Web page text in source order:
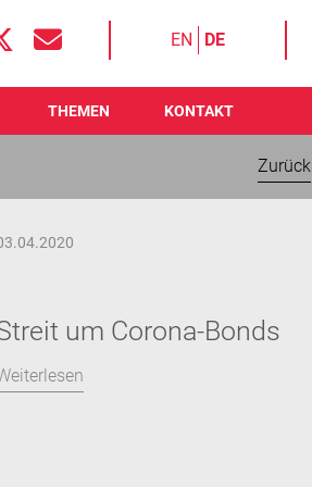
EN DE
THEMEN KONTAKT
Zurück
um Corona-Bonds